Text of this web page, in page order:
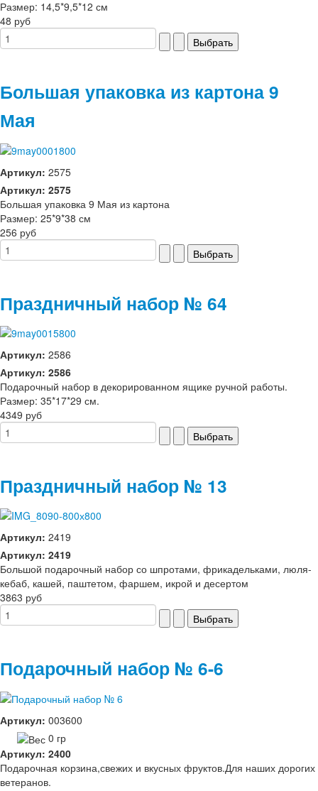
Размер: 14,5*9,5*12 см
48 руб
Большая упаковка из картона 9
Мая
Артикул: 2575
Артикул: 2575
Большая упаковка 9 Мая из картона
Размер: 25*9*38 см
256 руб
Праздничный набор № 64
Артикул: 2586
Артикул: 2586
Подарочный набор в декорированном ящике ручной работы.
Размер: 35*17*29 см.
4349 руб
Праздничный набор № 13
Артикул: 2419
Артикул: 2419
Большой подарочный набор со шпротами, фрикадельками, люля-
кебаб, кашей, паштетом, фаршем, икрой и десертом
3863 руб
Подарочный набор № 6-6
Артикул: 003600
0 гр
Артикул: 2400
Подарочная корзина,свежих и вкусных фруктов.Для наших дорогих
ветеранов.